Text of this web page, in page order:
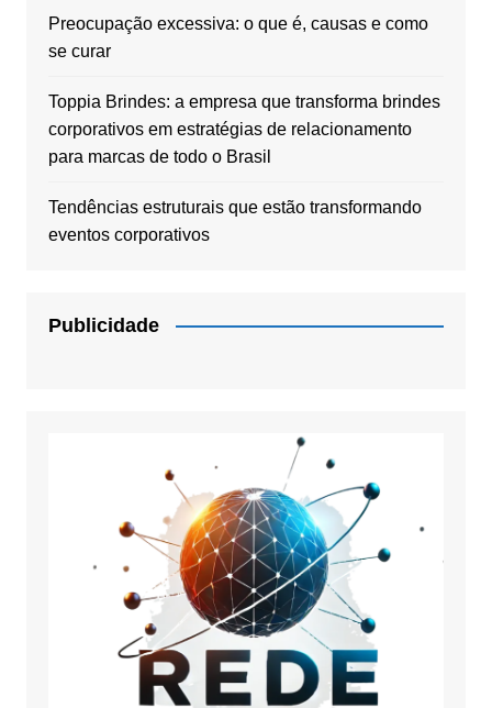
Preocupação excessiva: o que é, causas e como
se curar
Toppia Brindes: a empresa que transforma brindes
corporativos em estratégias de relacionamento
para marcas de todo o Brasil
Tendências estruturais que estão transformando
eventos corporativos
Publicidade